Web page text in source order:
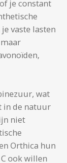
je constant
vaste lasten
wat
in de natuur
niet
Orthica hun
ook willen